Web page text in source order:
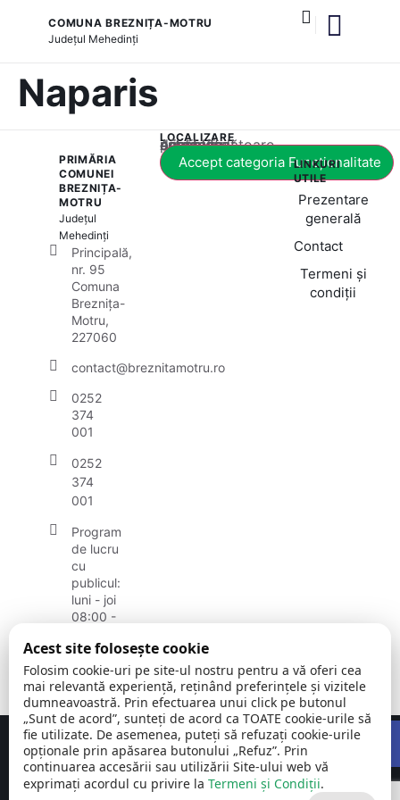
COMUNA BREZNIȚA-MOTRU
Județul Mehedinți
Naparis
PRIMĂRIA
COMUNEI
BREZNIȚA-
MOTRU
Județul
Mehedinți
Principală,
nr. 95
Comuna
Breznița-
Motru,
227060
contact@breznitamotru.ro
0252
374
001
0252
374
001
Program
de lucru
cu
publicul:
luni - joi
08:00 -
vineri:
08:00 -
14:00
LOCALIZARE
Acest conținut este blocat până când acceptați categoria corespunzătoare de cookie-uri.
Accept categoria Funcționalitate
LINKURI
UTILE
Prezentare
generală
Contact
Termeni și
condiții
Comuna Breznița- © Toate
Concept realizat deBig Media Relații Publice SRL
Acest site folosește cookie
Folosim cookie-uri pe site-ul nostru pentru a vă oferi cea
mai relevantă experiență, reținând preferințele și vizitele
dumneavoastră. Prin efectuarea unui click pe butonul
„Sunt de acord”, sunteți de acord ca TOATE cookie-urile să
fie utilizate. De asemenea, puteți să refuzați cookie-urile
opționale prin apăsarea butonului „Refuz”. Prin
continuarea accesării sau utilizării Site-ului web vă
exprimați acordul cu privire la Termeni și Condiții.